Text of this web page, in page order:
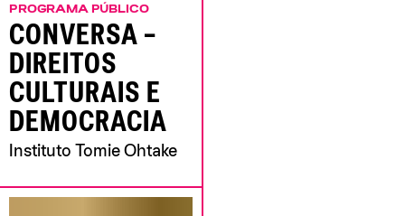
PROGRAMA PÚBLICO
CONVERSA –
DIREITOS
CULTURAIS E
DEMOCRACIA
Instituto Tomie Ohtake